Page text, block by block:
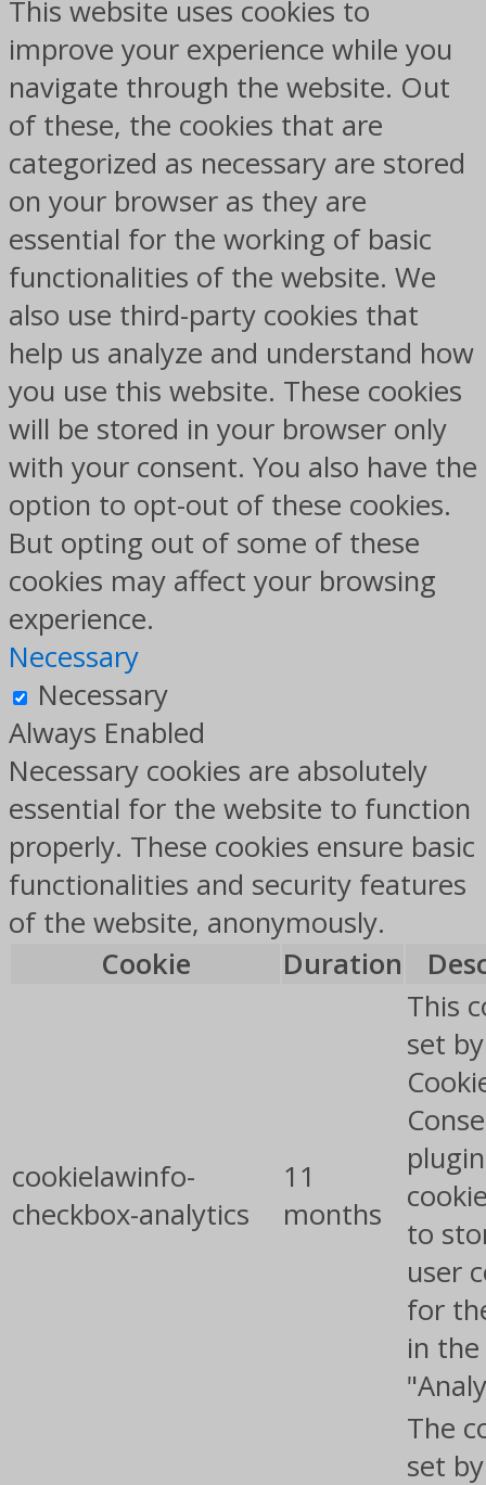
This website uses cookies to
improve your experience while you
navigate through the website. Out
of these, the cookies that are
categorized as necessary are stored
on your browser as they are
essential for the working of basic
functionalities of the website. We
also use third-party cookies that
help us analyze and understand how
you use this website. These cookies
will be stored in your browser only
with your consent. You also have the
option to opt-out of these cookies.
But opting out of some of these
cookies may affect your browsing
experience.
Necessary
Necessary
Always Enabled
Necessary cookies are absolutely
essential for the website to function
properly. These cookies ensure basic
functionalities and security features
of the website, anonymously.
Cookie
Duration
cookielawinfo-
checkbox-analytics
11
months
This
set
to
user
for
in
The
set